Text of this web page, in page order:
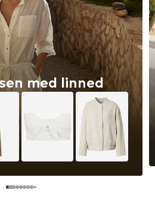
med linned